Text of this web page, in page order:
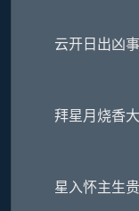
云开日出凶事
拜星月烧香大
星入怀主生贵